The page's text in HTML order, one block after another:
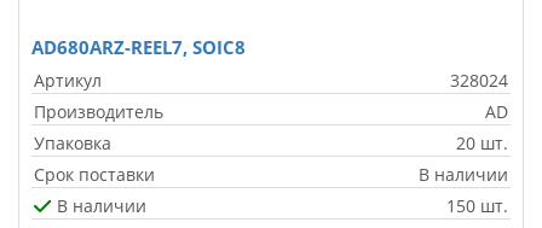
AD680ARZ-REEL7, SOIC8
Артикул
328024
Производитель
AD
Упаковка
20 шт.
Срок поставки
В наличии
В наличии
150 шт.